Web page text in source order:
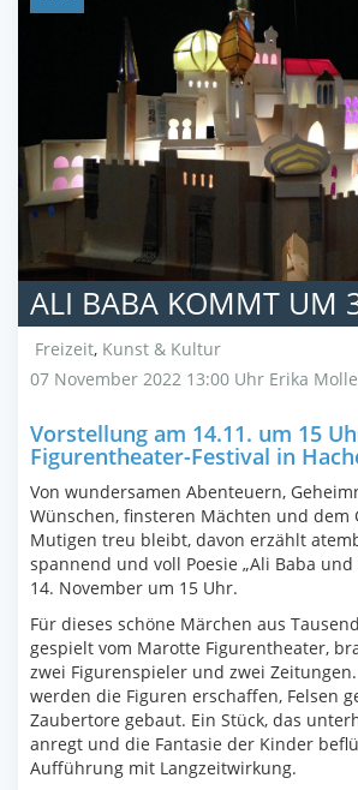
ALI BABA KOMMT UM
Freizeit, Kunst & Kultur
07 November 2022 13:00 Uhr Erika Molle
Vorstellung am 14.11. um 15
Figurentheater-Festival in
Von wundersamen Abenteuern,
Wünschen, finsteren Mächten und dem
Mutigen treu bleibt, davon erzählt
spannend und voll Poesie „Ali Baba und
14. November um 15 Uhr.
Für dieses schöne Märchen aus
gespielt vom Marotte Figurentheater,
zwei Figurenspieler und zwei
werden die Figuren erschaffen, Felsen
Zaubertore gebaut. Ein Stück, das
anregt und die Fantasie der Kinder
Aufführung mit Langzeitwirkung.